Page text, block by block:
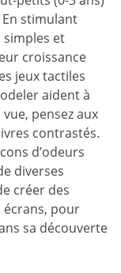
stimulant
simples et
croissance
jeux tactiles
aident à
pensez aux
contrastés.
d’odeurs
diverses
créer des
écrans, pour
sa découverte